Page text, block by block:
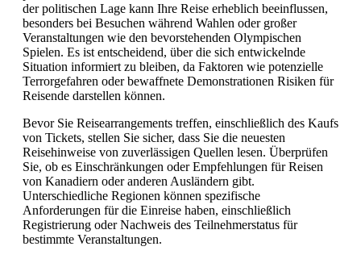
der politischen Lage kann Ihre Reise erheblich beeinflussen,
besonders bei Besuchen während Wahlen oder großer
Veranstaltungen wie den bevorstehenden Olympischen
Spielen. Es ist entscheidend, über die sich entwickelnde
Situation informiert zu bleiben, da Faktoren wie potenzielle
Terrorgefahren oder bewaffnete Demonstrationen Risiken für
Reisende darstellen können.
Bevor Sie Reisearrangements treffen, einschließlich des Kaufs
von Tickets, stellen Sie sicher, dass Sie die neuesten
Reisehinweise von zuverlässigen Quellen lesen. Überprüfen
Sie, ob es Einschränkungen oder Empfehlungen für Reisen
von Kanadiern oder anderen Ausländern gibt.
Unterschiedliche Regionen können spezifische
Anforderungen für die Einreise haben, einschließlich
Registrierung oder Nachweis des Teilnehmerstatus für
bestimmte Veranstaltungen.